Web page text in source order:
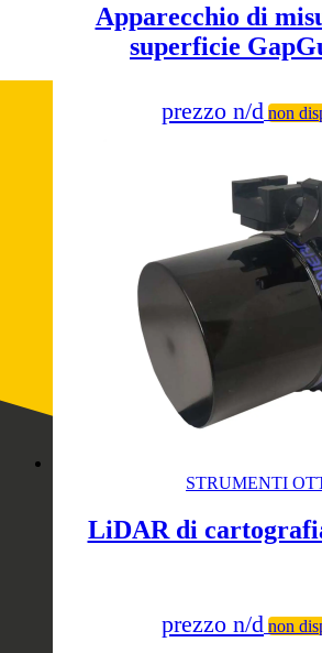
Apparecchio di
superficie
prezzo n/d non
STRUMENTI
LiDAR di
prezzo n/d non